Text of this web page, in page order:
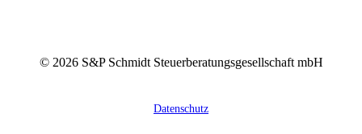
© 2026S&P Schmidt Steuerberatungsgesellschaft mbH
Datenschutz